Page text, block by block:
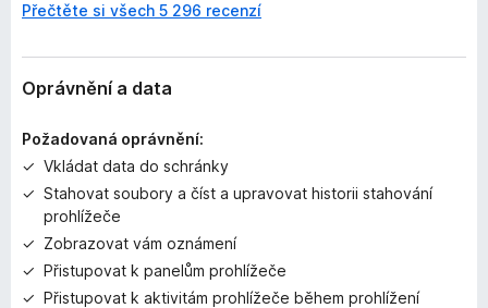
d
o
c
n
Přečtěte si všech 5 296 recenzí
Oprávnění a data
Požadovaná oprávnění:
Vkládat data do schránky
Stahovat soubory a číst a upravovat historii stahování
prohlížeče
Zobrazovat vám oznámení
Přistupovat k panelům prohlížeče
Přistupovat k aktivitám prohlížeče během prohlížení